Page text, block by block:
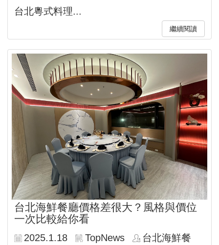
台北粵式料理...
繼續閱讀
台北海鮮餐廳價格差很大？風格與價位
一次比較給你看
2025.1.18 TopNews
台北海鮮餐